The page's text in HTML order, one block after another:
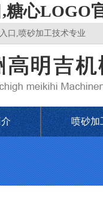
心LOGO
口,喷砂加工技术专业
喷砂加